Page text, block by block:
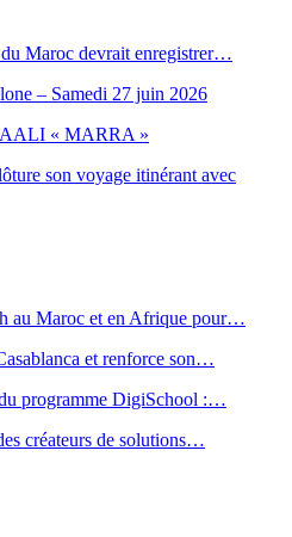
Maroc devrait enregistrer…
– Samedi 27 juin 2026
« MARRA »
son voyage itinérant avec
au Maroc et en Afrique pour…
et renforce son…
programme DigiSchool :…
créateurs de solutions…